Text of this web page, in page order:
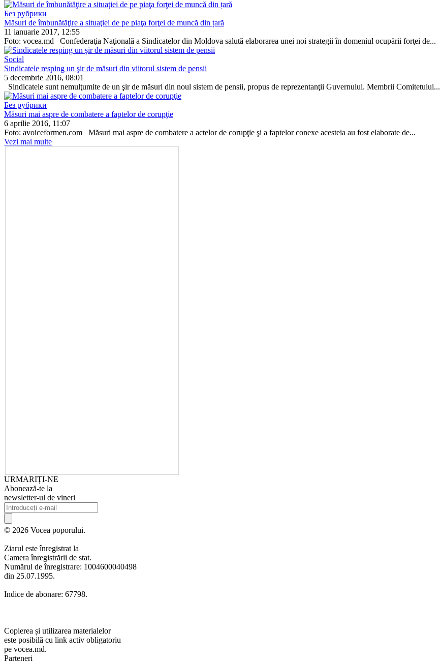
Без рубрики
Măsuri de îmbunătăţire a situaţiei de pe piaţa forţei de muncă din țară
11 ianuarie 2017, 12:55
Foto: vocea.md Confederaţia Naţională a Sindica­telor din Moldova salută elabora­rea unei noi strategii în domeniul ocupării forţei de...
Social
Sindicatele resping un şir de măsuri din viitorul sistem de pensii
5 decembrie 2016, 08:01
Sindicatele sunt nemulţumite de un şir de măsuri din noul sistem de pensii, propus de reprezentanţii Guvernului. Membrii Comitetului...
Без рубрики
Măsuri mai aspre de combatere a faptelor de corupţie
6 aprilie 2016, 11:07
Foto: avoiceformen.com Măsuri mai aspre de combatere a actelor de corupţie şi a faptelor conexe acesteia au fost elaborate de...
Vezi mai multe
URMARIȚI-NE
Abonează-te la
newsletter-ul de vineri
© 2026 Vocea poporului.
Ziarul este înregistrat la
Camera înregistrării de stat.
Numărul de înregistrare: 1004600040498
din 25.07.1995.
Indice de abonare: 67798.
Copierea și utilizarea materialelor
este posibilă cu link activ obligatoriu
pe vocea.md.
Parteneri